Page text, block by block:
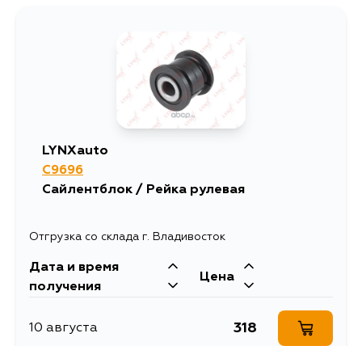
LYNXauto
C9696
Сайлентблок / Рейка рулевая
Отгрузка со склада г. Владивосток
Дата и время
получения
Цена
10 августа 318